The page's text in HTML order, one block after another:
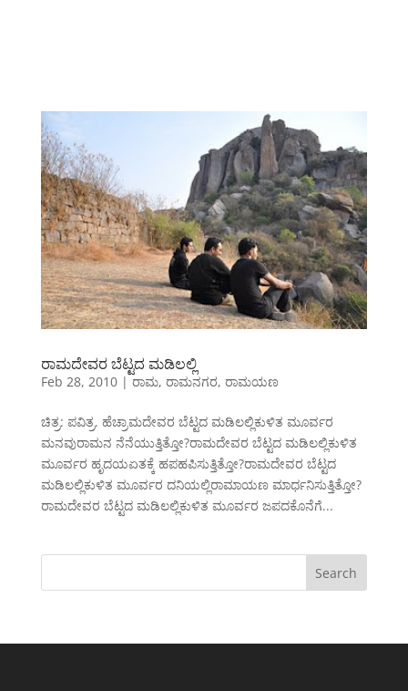
ರಾಮದೇವರ ಬೆಟ್ಟದ ಮಡಿಲಲ್ಲಿ
Feb 28, 2010|ರಾಮ, ರಾಮನಗರ, ರಾಮಯಣ
ಚಿತ್ರ: ಪವಿತ್ರ. ಹೆಚ್ರಾಮದೇವರ ಬೆಟ್ಟದ ಮಡಿಲಲ್ಲಿಕುಳಿತ ಮೂರ್ವರ
ಮನವುರಾಮನ ನೆನೆಯುತ್ತಿತ್ತೋ?ರಾಮದೇವರ ಬೆಟ್ಟದ ಮಡಿಲಲ್ಲಿಕುಳಿತ
ಮೂರ್ವರ ಹೃದಯಏತಕ್ಕೆ ಹಪಹಪಿಸುತ್ತಿತ್ತೋ?ರಾಮದೇವರ ಬೆಟ್ಟದ
ಮಡಿಲಲ್ಲಿಕುಳಿತ ಮೂರ್ವರ ದನಿಯಲ್ಲಿರಾಮಾಯಣ ಮಾರ್ಧನಿಸುತ್ತಿತ್ತೋ?
ರಾಮದೇವರ ಬೆಟ್ಟದ ಮಡಿಲಲ್ಲಿಕುಳಿತ ಮೂರ್ವರ ಜಪದಕೊನೆಗೆ...